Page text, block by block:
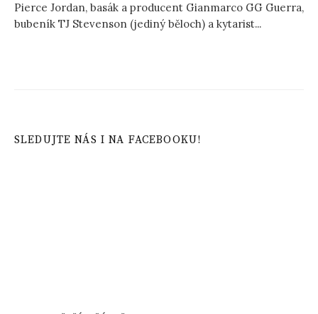
Pierce Jordan, basák a producent Gianmarco GG Guerra,
bubeník TJ Stevenson (jediný běloch) a kytarist...
SLEDUJTE NÁS I NA FACEBOOKU!